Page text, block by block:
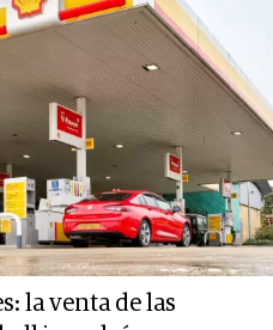
la venta de las